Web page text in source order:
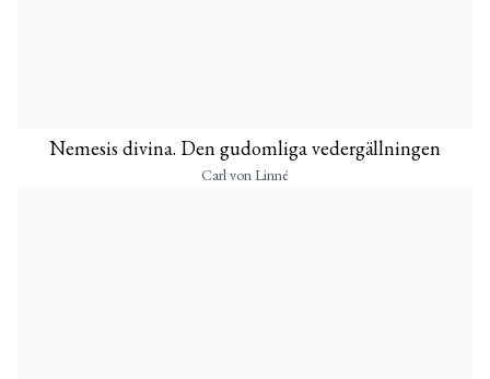
Nemesis divina. Den gudomliga vedergällningen
Carl von Linné